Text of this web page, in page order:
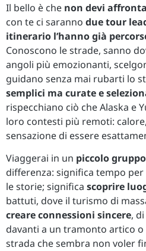
Il bello è che non devi
con te ci saranno due tour
itinerario l’hanno già
Conoscono le strade, sanno
angoli più emozionanti,
guidano senza mai rubarti lo
semplici ma curate e
rispecchiano ciò che Alaska e
loro contesti più remoti:
sensazione di essere
Viaggerai in un piccolo gruppo
differenza: significa tempo
le storie; significa scoprire
battuti, dove il turismo di
creare connessioni sincere,
davanti a un tramonto artico
strada che sembra non voler